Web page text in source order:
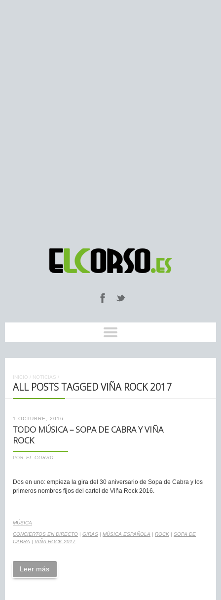
INICIO / NOTICIAS /
ALL POSTS TAGGED VIÑA ROCK 2017
1 OCTUBRE, 2016
TODO MÚSICA – SOPA DE CABRA Y VIÑA
ROCK
POR EL CORSO
Dos en uno: empieza la gira del 30 aniversario de Sopa de Cabra y los
primeros nombres fijos del cartel de Viña Rock 2016.
MÚSICA
CONCIERTOS EN DIRECTO | GIRAS | MÚSICA ESPAÑOLA | ROCK | SOPA DE
CABRA | VIÑA ROCK 2017
Leer más